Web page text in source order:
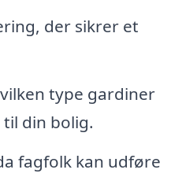
der sikrer et
type gardiner
din bolig.
fagfolk kan udføre